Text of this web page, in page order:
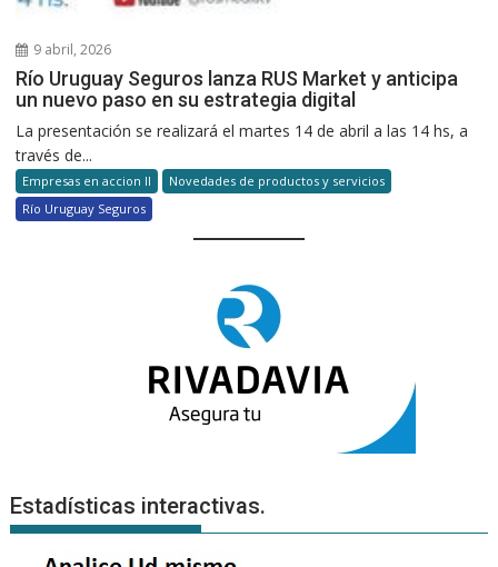
9 abril, 2026
Río Uruguay Seguros lanza RUS Market y anticipa
un nuevo paso en su estrategia digital
La presentación se realizará el martes 14 de abril a las 14 hs, a
través de...
Empresas en accion II
Novedades de productos y servicios
Río Uruguay Seguros
Estadísticas interactivas.